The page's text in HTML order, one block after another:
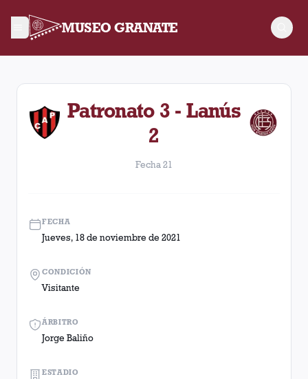
MUSEO GRANATE
Fecha 21. Partido entre Lanús y Patronato disputado el
Patronato 3 - Lanús
2
Fecha 21
FECHA
Jueves, 18 de noviembre de 2021
ÁRBITRO
Jorge Baliño
CONDICIÓN
Visitante
ESTADIO